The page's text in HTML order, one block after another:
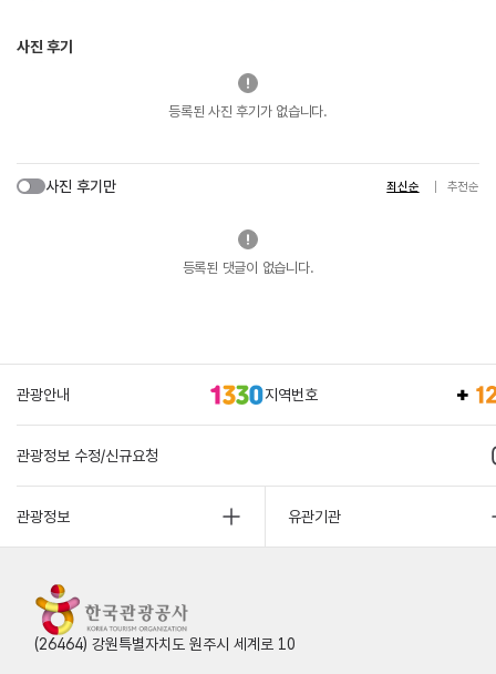
사진 후기
등록된 사진 후기가 없습니다.
사진 후기만 최신순 추천순
등록된 댓글이 없습니다.
관광안내 지역번호
관광정보 수정/신규요청
관광정보 유관기관
(26464) 강원특별자치도 원주시 세계로 10